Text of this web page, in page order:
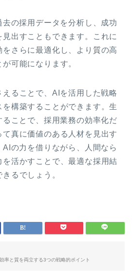
の採用データを分析し、成功
見出すこともできます。これに
さらに最適化し、より質の高
可能になります。
えることで、AIを活用した戦略
構築することができます。生
ことで、採用業務の効率化だ
真に価値のある人材を見出す
の力を借りながら、人間なら
活かすことで、最適な採用結
るでしょう。
率と質を両立する3つの戦略的ポイント